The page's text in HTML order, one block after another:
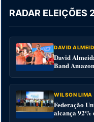
RADAR ELEIÇÕES
DAVID
David
Band
WILSON LIMA
Federação
alcança 92%